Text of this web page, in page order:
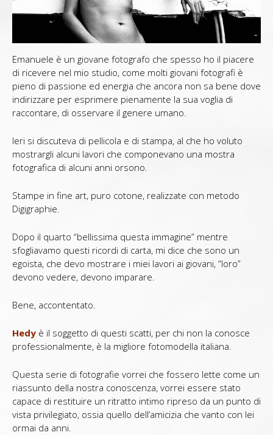
Emanuele è un giovane fotografo che spesso ho il piacere
di ricevere nel mio studio, come molti giovani fotografi è
pieno di passione ed energia che ancora non sa bene dove
indirizzare per esprimere pienamente la sua voglia di
raccontare, di osservare il genere umano.
Ieri si discuteva di pellicola e di stampa, al che ho voluto
mostrargli alcuni lavori che componevano una mostra
fotografica di alcuni anni orsono.
Stampe in fine art, puro cotone, realizzate con metodo
Digigraphie.
Dopo il quarto “bellissima questa immagine” mentre
sfogliavamo questi ricordi di carta, mi dice che sono un
egoista, che devo mostrare i miei lavori ai giovani, “loro”
devono vedere, devono imparare.
Bene, accontentato.
Hedy è il soggetto di questi scatti, per chi non la conosce
professionalmente, è la migliore fotomodella italiana.
Questa serie di fotografie vorrei che fossero lette come un
riassunto della nostra conoscenza, vorrei essere stato
capace di restituire un ritratto intimo ripreso da un punto di
vista privilegiato, ossia quello dell’amicizia che vanto con lei
ormai da anni.